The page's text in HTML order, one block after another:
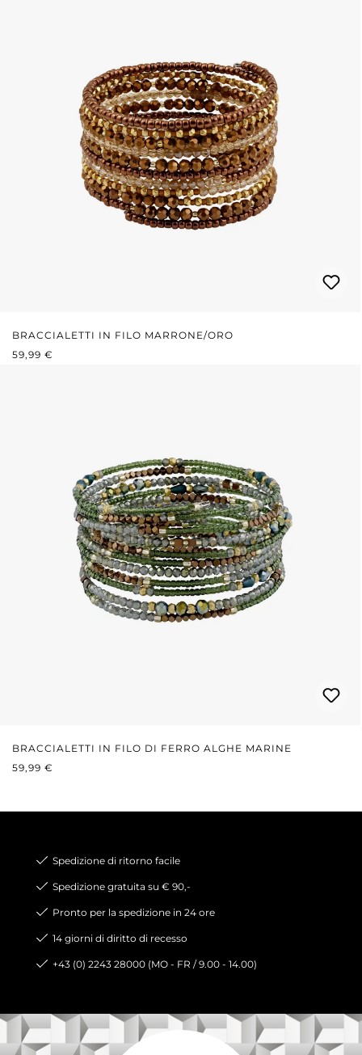
BRACCIALETTI IN FILO MARRONE/ORO
PREZZO NORMALE:
59,99 €
BRACCIALETTI IN FILO DI FERRO ALGHE MARINE
PREZZO NORMALE:
59,99 €
Spedizione di ritorno facile
Spedizione gratuita su € 90,-
Pronto per la spedizione in 24 ore
14 giorni di diritto di recesso
+43 (0) 2243 28000 (MO - FR / 9.00 - 14.00)